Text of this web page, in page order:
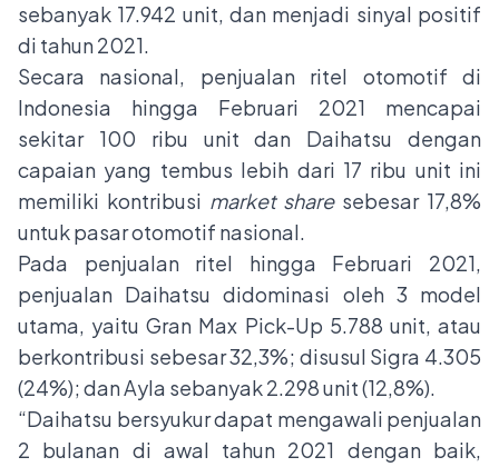
sebanyak 17.942 unit, dan menjadi sinyal positif
di tahun 2021.
Secara nasional, penjualan ritel otomotif di
Indonesia hingga Februari 2021 mencapai
sekitar 100 ribu unit dan Daihatsu dengan
capaian yang tembus lebih dari 17 ribu unit ini
memiliki kontribusi market sharesebesar 17,8%
untuk pasar otomotif nasional.
Pada penjualan ritel hingga Februari 2021,
penjualan Daihatsu didominasi oleh 3 model
utama, yaitu Gran Max Pick-Up 5.788 unit, atau
berkontribusi sebesar 32,3%; disusul Sigra 4.305
(24%); dan Ayla sebanyak 2.298 unit (12,8%).
“Daihatsu bersyukur dapat mengawali penjualan
2 bulanan di awal tahun 2021 dengan baik,